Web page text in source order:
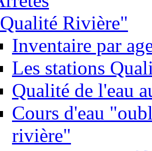
Rivière"
Inventaire par
Les stations
Qualité de l'eau
Cours d'eau
rivière"